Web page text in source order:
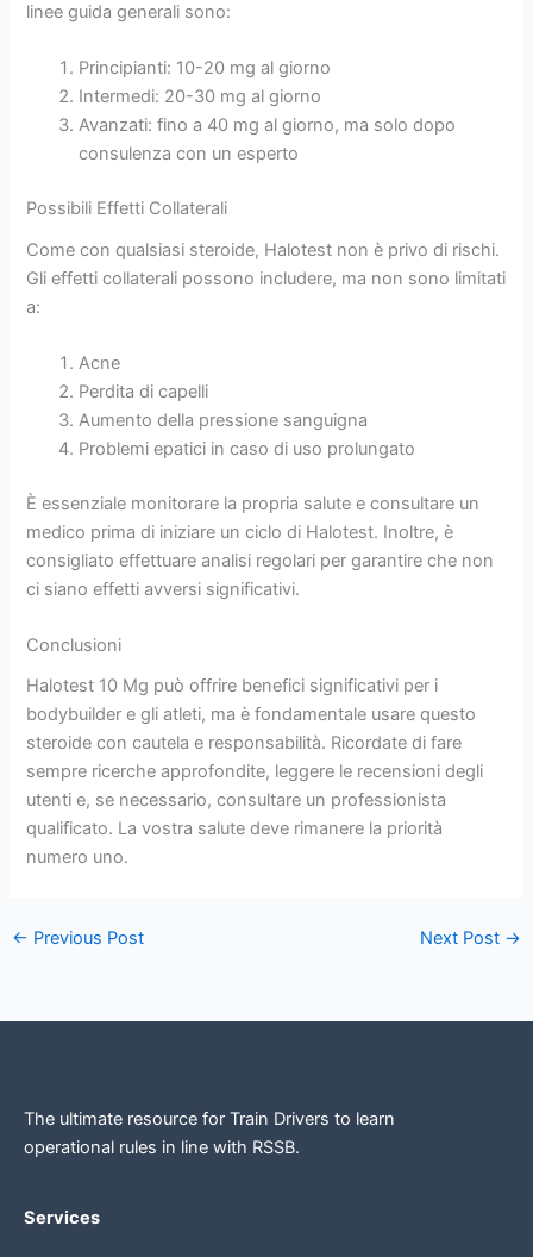
linee guida generali sono:
Principianti: 10-20 mg al giorno
Intermedi: 20-30 mg al giorno
Avanzati: fino a 40 mg al giorno, ma solo dopo
consulenza con un esperto
Possibili Effetti Collaterali
Come con qualsiasi steroide, Halotest non è privo di rischi.
Gli effetti collaterali possono includere, ma non sono limitati
a:
Acne
Perdita di capelli
Aumento della pressione sanguigna
Problemi epatici in caso di uso prolungato
È essenziale monitorare la propria salute e consultare un
medico prima di iniziare un ciclo di Halotest. Inoltre, è
consigliato effettuare analisi regolari per garantire che non
ci siano effetti avversi significativi.
Conclusioni
Halotest 10 Mg può offrire benefici significativi per i
bodybuilder e gli atleti, ma è fondamentale usare questo
steroide con cautela e responsabilità. Ricordate di fare
sempre ricerche approfondite, leggere le recensioni degli
utenti e, se necessario, consultare un professionista
qualificato. La vostra salute deve rimanere la priorità
numero uno.
← Previous Post Next Post →
The ultimate resource for Train Drivers to learn
operational rules in line with RSSB.
Services